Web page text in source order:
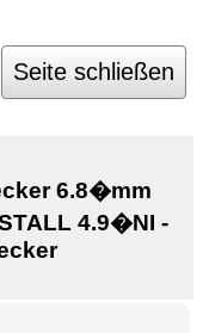
Seite schließen
6.8�mm
4.9�NI -